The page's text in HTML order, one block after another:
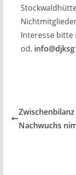
Interesse bitte
od.
Nachwuchs